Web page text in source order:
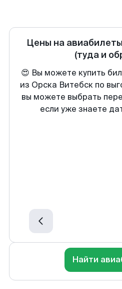
Цены на авиабилеты
(туда и
😍 Вы можете купить
из Орска Витебск по
вы можете выбрать
если уже знаете
Найти